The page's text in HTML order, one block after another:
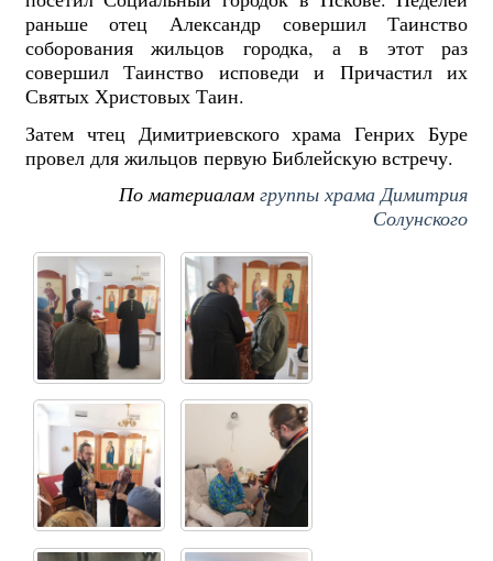
раньше отец Александр совершил Таинство
соборования жильцов городка, а в этот раз
совершил Таинство исповеди и Причастил их
Святых Христовых Таин.
Затем чтец Димитриевского храма Генрих Буре
провел для жильцов первую Библейскую встречу.
По материаламгруппы храма Димитрия
Солунского